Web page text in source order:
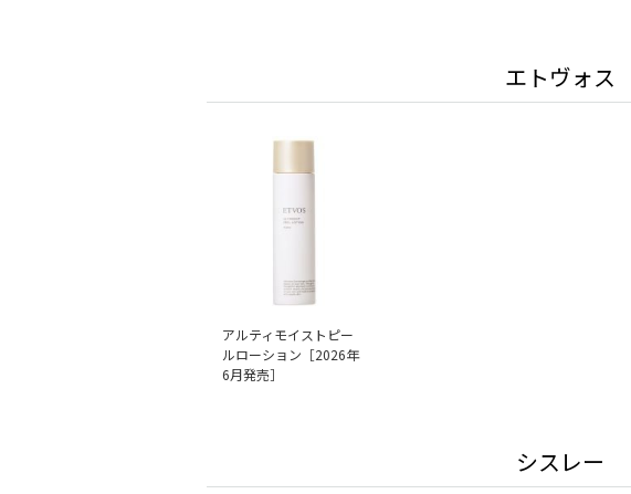
エトヴォス
アルティモイストピー
ルローション［2026年
6月発売］
シスレー